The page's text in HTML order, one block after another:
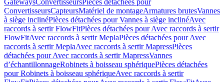
GatewaysConvertisseursPièces détachées pour
ConvertisseursCapteursMatériel de montageArmatures brutesVannes
à siège inclinéPièces détachées pour Vannes à siège inclinéAvec
raccords à sertir FlowFitPièces détachées pour Avec raccords à sertir
FlowFitAvec raccords à sertir MeplaPièces détachées pour Avec
raccords à sertir MeplaAvec raccords à sertir MapressPièces
détachées pour Avec raccords à sertir MapressVannes
d’échantillonnageRobinets à boisseau sphériquePièces détachées
pour Robinets à boisseau sphériqueAvec raccords à sertir